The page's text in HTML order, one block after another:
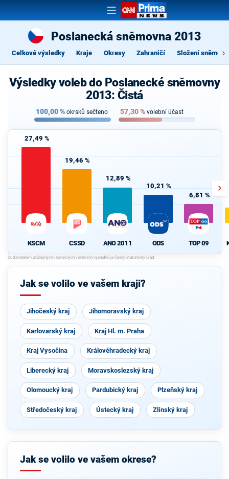
Poslanecká sněmovna 2013
Celkové výsledky Kraje Okresy Zahraničí Složení
Výsledky voleb do Poslanecké sněmovny
2013: Čistá
100,00% okrsků sečteno 57,30% volební účast
27,49 %
KSČM
19,46 %
ČSSD
12,89 %
ANO 2011
10,21 %
ODS
6,81 %
TOP 09
Jak se volilo ve vašem kraji?
Jihočeský kraj Jihomoravský kraj
Karlovarský kraj Kraj Hl. m. Praha
Kraj Vysočina Královéhradecký kraj
Liberecký kraj Moravskoslezský kraj
Olomoucký kraj Pardubický kraj Plzeňský kraj
Středočeský kraj Ústecký kraj Zlínský kraj
Jak se volilo ve vašem okrese?